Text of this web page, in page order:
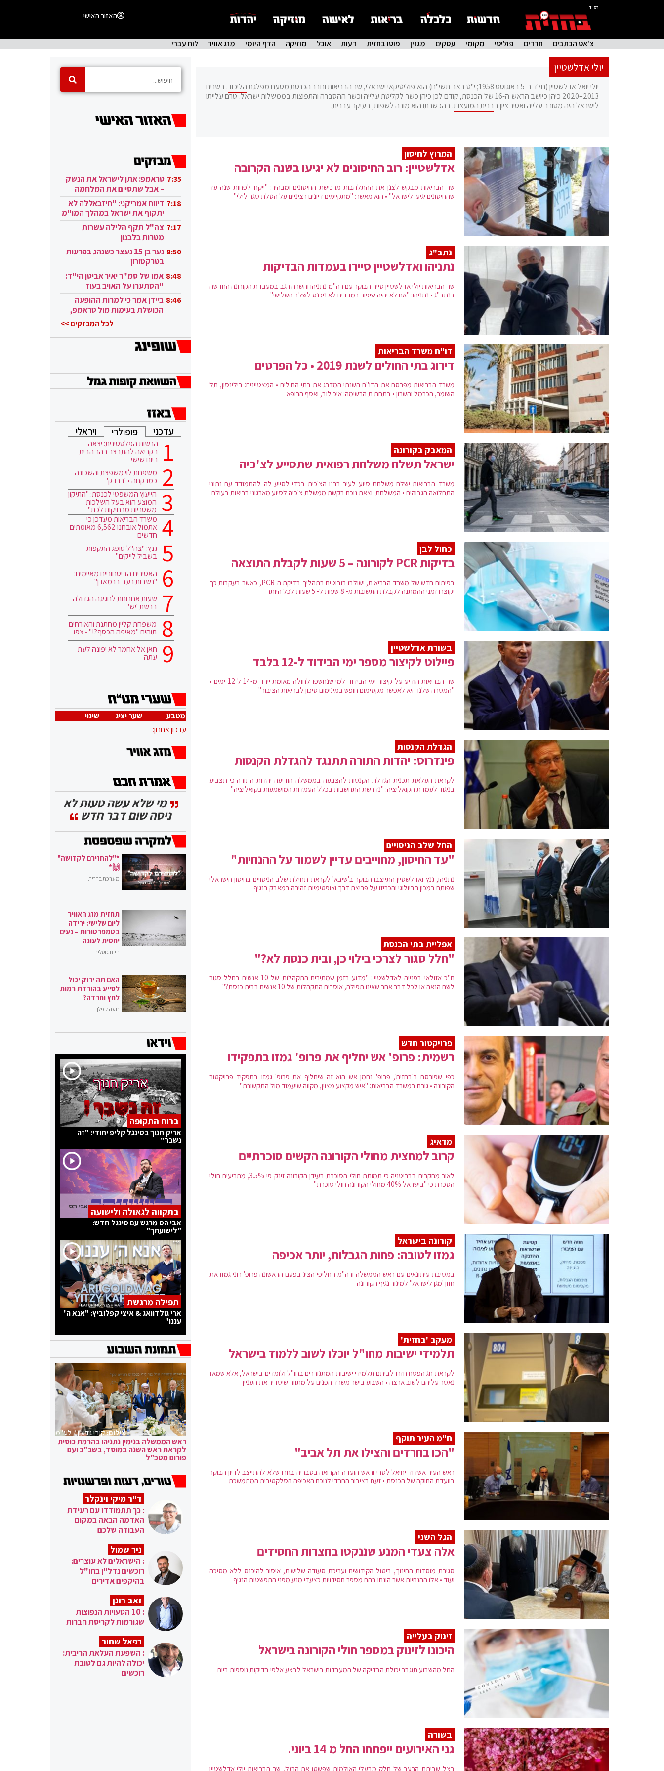
בס"ד
האזור האישי
צ'אט הכתבים חרדים פוליטי מקומי עסקים מגזין פוטו בחזית דעות אוכל מוזיקה הדף היומי מזג אוויר לוח עברי
יולי אדלשטיין
יולי יואל אדלשטיין (נולד ב-5 באוגוסט 1958; י"ט באב תשי"ח) הוא פוליטיקאי ישראלי, שר הבריאות וחבר הכנסת מטעם מפלגת הליכוד. בשנים
2013–2020 כיהן כיושב הראש ה-16 של הכנסת, קודם לכן כיהן כשר לקליטת עלייה וכשר ההסברה והתפוצות בממשלות ישראל. טרם עלייתו
לישראל היה מסורב עלייה ואסיר ציון בברית המועצות. בהכשרתו הוא מורה לשפות, בעיקר עברית.
המרוץ לחיסון
אדלשטיין: רוב החיסונים לא יגיעו בשנה הקרובה
שר הבריאות מבקש לצנן את ההתלהבות מרכישת החיסונים ומבהיר: "ייקח לפחות שנה עד
שהחיסונים יגיעו לישראל" • הוא מאשר: "מתקיימים דיונים רציניים על הטלת סגר לילי"
נתב"ג
נתניהו ואדלשטיין סיירו בעמדות הבדיקות
שר הבריאות יולי אדלשטיין סייר הבוקר עם רה"מ נתניהו והשרה רגב במעבדת הקורונה החדשה
בנתב"ג • נתניהו: "אם לא יהיה שיפור במדדים לא ניכנס לשלב השלישי"
דו"ח משרד הבריאות
דירוג בתי החולים לשנת 2019 • כל הפרטים
משרד הבריאות מפרסם את הדו"ח השנתי המדרג את בתי החולים • המצטיינים: בילינסון, תל
השומר, הכרמל והשרון • בתחתית הרשימה: איכילוב, ואסף הרופא
המאבק בקורונה
ישראל תשלח משלחת רפואית שתסייע לצ'כיה
משרד הבריאות ישלח משלחת סיוע לעיר ברנו הצ'כית בכדי לסייע לה להתמודד עם נתוני
התחלואה הגבוהים • המשלחת יוצאת נוכח בקשת ממשלת צ'כיה לסיוע מארגוני בריאות בעולם
כחול לבן
בדיקות PCR לקורונה – 5 שעות לקבלת התוצאה
בפיתוח חדש של משרד הבריאות, ישולבו רובוטים בתהליך בדיקת ה-PCR, כאשר בעקבות כך
יקוצרו זמני ההמתנה לקבלת התשובות מ- 8 שעות ל- 5 שעות לכל היותר
בשורת אדלשטיין
פיילוט לקיצור מספר ימי הבידוד ל-12 בלבד
שר הבריאות הודיע על קיצור ימי הבידוד למי שנחשפו לחולה מאומת יירד מ-14 ל 12 ימים •
"המטרה שלנו היא לאפשר מקסימום חופש במינימום סיכון לבריאות הציבור"
הגדלת הקנסות
פינדרוס: יהדות התורה תתנגד להגדלת הקנסות
לקראת העלאת תכנית הגדלת הקנסות להצבעה בממשלה הודיעה יהדות התורה כי תצביע
בניגוד לעמדת הקואליציה: "נדרשת התחשבות בכלל העמדות המושמעות בקואליציה"
החל שלב הניסויים
"עד החיסון, מחוייבים עדיין לשמור על ההנחיות"
נתניהו, גנץ ואדלשטיין התייצבו הבוקר ב'שיבא' לקראת תחילת שלב הניסויים בחיסון הישראלי
שפותח במכון הביולוגי והכריזו על פריצת דרך ואופטימיות זהירה במאבק בנגיף
אפליית בתי הכנסת
"חלל סגור לצרכי בילוי כן, ובית כנסת לא?"
ח"כ אזולאי בפנייה לאדלשטיין: "מדוע בזמן שמתירים התקהלות של 10 אנשים בחלל סגור
לשם הנאה או לכל דבר אחר שאינו תפילה, אוסרים התקהלות של 10 אנשים בבית כנסת?"
פרויקטור חדש
רשמית: פרופ' אש יחליף את פרופ' גמזו בתפקידו
כפי שפורסם ב'בחזית', פרופ' נחמן אש הוא זה שיחליף את פרופ' גמזו בתפקיד פרויקטור
הקורונה • גורם במשרד הבריאות: "איש מקצוע מצוין, מקווה שיעמוד מול התקשורת"
מדאיג
קרוב למחצית מחולי הקורונה הקשים סוכרתיים
לאור מחקרים בבריטניה כי תמותת חולי הסוכרת בעידן הקורונה זינק פי 3.5%, מתריעים חולי
הסכרת כי "בישראל 40% מחולי הקורונה חולי סוכרת"
קורונה בישראל
גמזו לטובה: פחות הגבלות, יותר אכיפה
במסיבת עיתונאים עם ראש הממשלה ורה"מ החליפי הציג בפעם הראשונה פרופ' רוני גמזו את
חזון 'מגן לישראל' למיגור נגיף הקורונה
מעקב 'בחזית'
תלמידי ישיבות מחו"ל יוכלו לשוב ללמוד בישראל
לקראת חג הפסח חזרו לביתם תלמידי ישיבות המתגוררים בחו"ל ולומדים בישראל, אלא שמאז
נאסר עליהם לשוב ארצה • השבוע בישר משרד הפנים על מתווה שיסדיר את העניין
ח"מ העיר תוקף
"הכו בחרדים והצילו את תל אביב"
ראש העיר אשדוד יחיאל לסרי וראש הועדה הקרואה בטבריה בחרו שלא להתייצב לדיון הבוקר
בוועדת החוקה של הכנסת • זעם בציבור החרדי לנוכח האכיפה הסלקטיבית המתמשכת
הגל השני
אלה צעדי המנע שננקטו בחצרות החסידים
סגירת מוסדות החינוך, ביטול הקידושים ועריכת סעודה שלישית, איסור להיכנס ללא מסיכה
ועוד • אלו ההנחיות אשר הונחו בהם מספר חסידויות כצעדי מנע מפני התפשטות הנגיף
זינוק בעלייה
היכונו לזינוק במספר חולי הקורונה בישראל
החל מהשבוע תוגבר יכולת הבדיקה של המעבדות בישראל לבצע אלפי בדיקות נוספות ביום
בשורה
גני האירועים ייפתחו החל מ 14 ביוני.
בצל שביתת הרעב של חלק מבעלי האולמות שפשטו את הרגל, שר הבריאות יולי אדלשטיין
7:35 טראמפ: אתן לישראל את הנשק
– אבל שתסיים את המלחמה
בעזה 7:18 דיווח אמריקני: "חיזבאללה לא
יתקוף את ישראל במהלך המו"מ
בקטאר" 7:17 צה"ל תקף הלילה עשרות
מטרות בלבנון
8:50
נער בן 15 נעצר כשנהג בפרעות
בטרקטורון
8:48 אמו של סמ"ר יאיר אביטן הי"ד:
"הסתערו על האויב בעוז
ובגבורה" 8:46 ביידן אמר כי למרות ההופעה
הכושלת בעימות מול טראמפ,
לכל המבזקים >>
עדכני פופולרי ויראלי
הרשות הפלסטינית: יצאה
בקריאה להתבצר בהר הבית
ביום שישי
משפחת לוי משפצת והשכונה
כמרקחה • 'ברדק'
הייעוץ המשפטי לכנסת: "התיקון
המוצע הוא בעל השלכות
משטריות מרחיקות לכת"
משרד הבריאות מעדכן כי
אתמול אובחנו 6,562 מאומתים
חדשים
גנץ: "צה"ל סופג התקפות
בשביל לייקים"
האסירים הביטחוניים מאיימים:
"נשבות רעב ברמאדן"
שעות אחרונות לחגיגה הגדולה
ברשת 'יש'
משפחת קליין מחתנת והאורחים
תוהים "מאיפה הכסף?!" • צפו
חאן אל אחמר לא יפונה לעת
עתה
מטבע שער יציג
שינוי
עדכון אחרון:
מי שלא עשה טעות לא
ניסה שום דבר חדש
*"להחזירם לקדושה"
🙌*
מערכת בחזית
תחזית מזג האוויר
ליום שלישי: ירידה
בטמפרטורות – נעים
יחסית לעונה
חיים גוטליב
האם תה ירוק יכול
לסייע בהורדת רמות
לחץ וחרדה?
נועה קפלן
ברוח התקופה
אריק חנוך בסינגל קליפ יחודי: "זה
נשבר"
בתקווה לגאולה ולישועה
אבי הס מרגש עם סינגל חדש:
"לישועתך"
תפילה מרגשת
ארי גולדוואג & איצי קפלוביץ: "אנא ה'
עננו"
צילום:קובי גדעון / לע"מ
ראש הממשלה בנימין נתניהו בהרמת כוסית
לקראת ראש השנה במוסד, בשב"כ ועם
פורום מטכ"ל
ד"ר מיקי וינקלר
: כך תתמודדו עם רעידת
האדמה הבאה במקום
העבודה שלכם
ניר שמול
: הישראלים לא עוצרים:
רוכשים נדל"ן בחו"ל
בהיקפים אדירים
זאב רונן
: 10 הטעויות הנפוצות
שגורמות לקריסת חברות
רפאל שחור
: השפעת העלאת הריבית:
יכולה להיות גם לטובת
רוכשים